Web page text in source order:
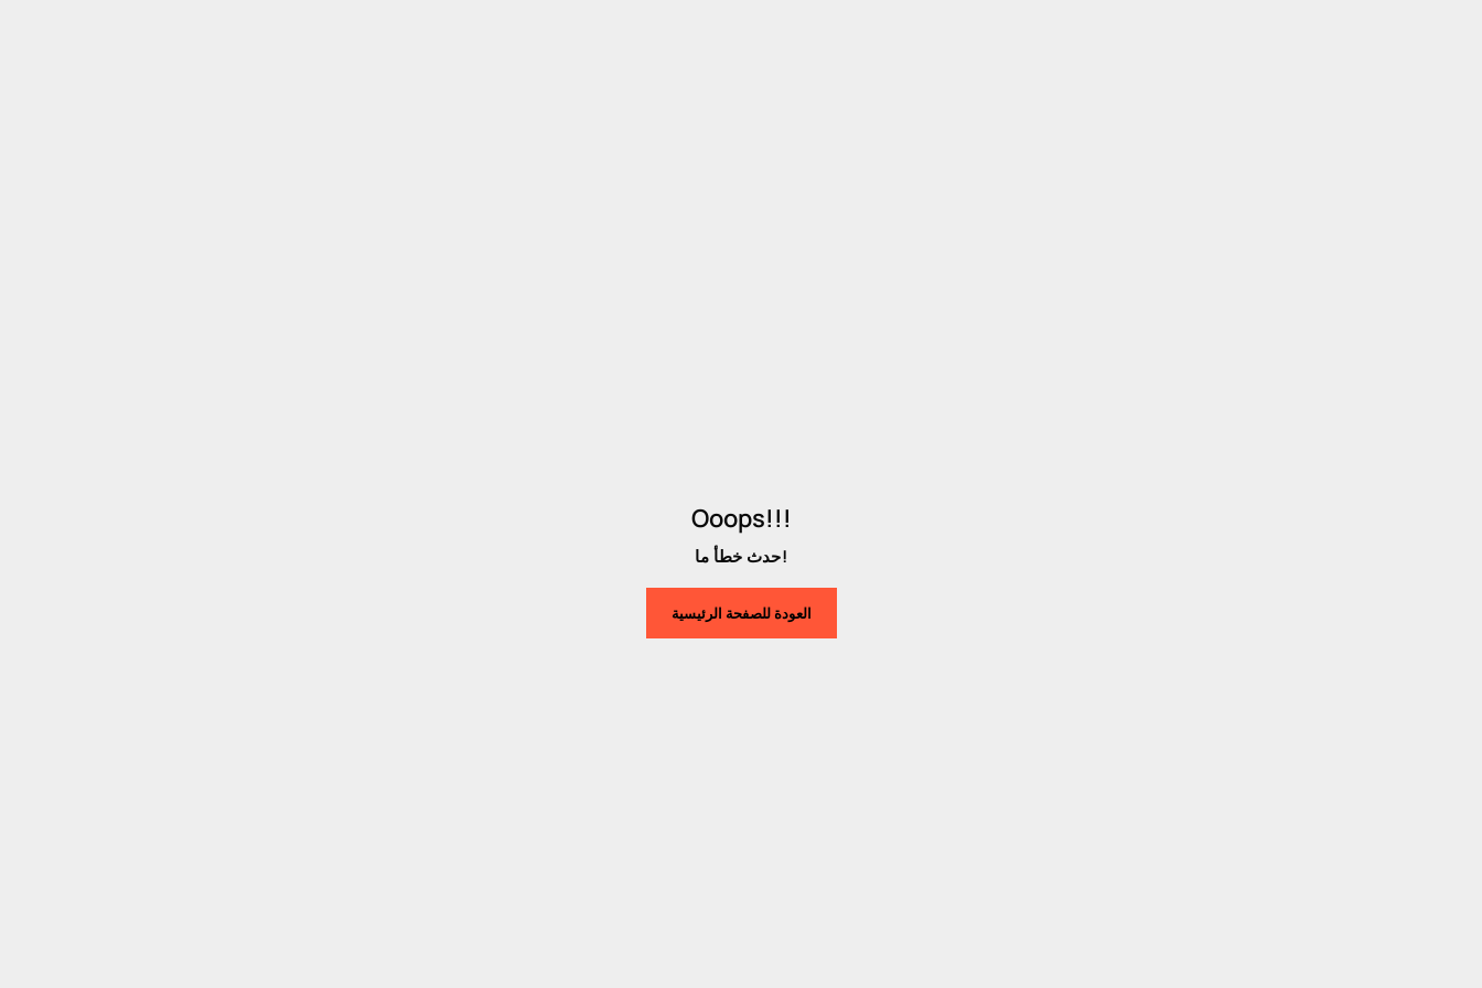
Ooops!!!
حدث خطأ ما!
العودة للصفحة الرئيسية